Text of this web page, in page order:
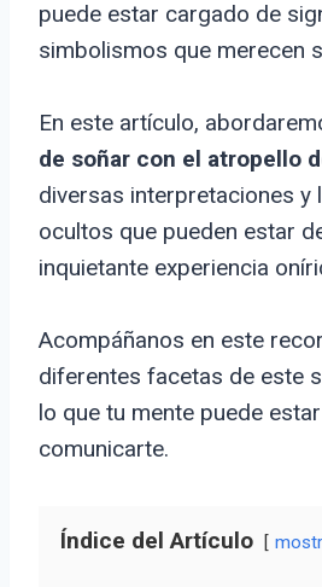
puede estar cargado de
simbolismos que merecen
En este artículo,
de soñar con el atropello
diversas interpretaciones y
ocultos que pueden estar
inquietante experiencia
Acompáñanos en este
diferentes facetas de este
lo que tu mente puede
comunicarte.
Índice del Artículo